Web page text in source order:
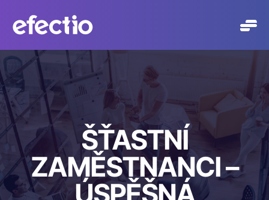
obsah
ŠŤASTNÍ
ZAMĚSTNANCI –